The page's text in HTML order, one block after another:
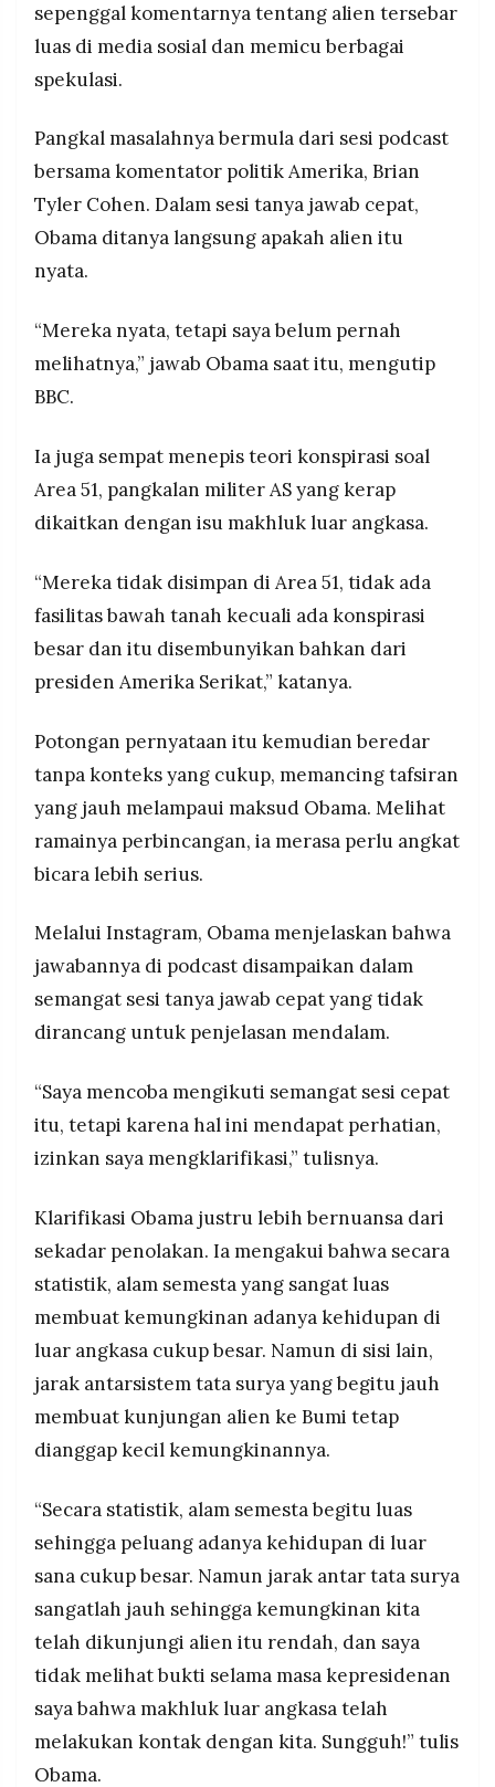
MEDIA
PRAMUDITA
Resolusi.co
-
PT.
RESOLUSI
MEDIA
PRAMUDITA
tahun menjabat presiden
Obama sebelumnya pada 2021 juga pernah
membahas topik serupa, mengakui pernah
awal menjabat dan mendapat jawaban bahwa
tidak ada yang demikian
sepenggal komentarnya tentang alien tersebar
luas di media sosial dan memicu berbagai
spekulasi.
Pangkal masalahnya bermula dari sesi podcast
bersama komentator politik Amerika, Brian
Tyler Cohen. Dalam sesi tanya jawab cepat,
Obama ditanya langsung apakah alien itu
nyata.
“Mereka nyata, tetapi saya belum pernah
melihatnya,” jawab Obama saat itu, mengutip
BBC.
Ia juga sempat menepis teori konspirasi soal
Area 51, pangkalan militer AS yang kerap
dikaitkan dengan isu makhluk luar angkasa.
“Mereka tidak disimpan di Area 51, tidak ada
fasilitas bawah tanah kecuali ada konspirasi
besar dan itu disembunyikan bahkan dari
presiden Amerika Serikat,” katanya.
Potongan pernyataan itu kemudian beredar
tanpa konteks yang cukup, memancing tafsiran
yang jauh melampaui maksud Obama. Melihat
ramainya perbincangan, ia merasa perlu angkat
bicara lebih serius.
Melalui Instagram, Obama menjelaskan bahwa
jawabannya di podcast disampaikan dalam
semangat sesi tanya jawab cepat yang tidak
dirancang untuk penjelasan mendalam.
“Saya mencoba mengikuti semangat sesi cepat
itu, tetapi karena hal ini mendapat perhatian,
izinkan saya mengklarifikasi,” tulisnya.
Klarifikasi Obama justru lebih bernuansa dari
sekadar penolakan. Ia mengakui bahwa secara
statistik, alam semesta yang sangat luas
membuat kemungkinan adanya kehidupan di
luar angkasa cukup besar. Namun di sisi lain,
jarak antarsistem tata surya yang begitu jauh
membuat kunjungan alien ke Bumi tetap
dianggap kecil kemungkinannya.
“Secara statistik, alam semesta begitu luas
sehingga peluang adanya kehidupan di luar
sana cukup besar. Namun jarak antar tata surya
sangatlah jauh sehingga kemungkinan kita
telah dikunjungi alien itu rendah, dan saya
tidak melihat bukti selama masa kepresidenan
saya bahwa makhluk luar angkasa telah
melakukan kontak dengan kita. Sungguh!” tulis
Obama.